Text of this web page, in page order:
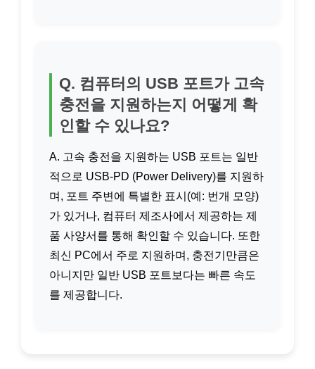
Q. 컴퓨터의 USB 포트가 고속
충전을 지원하는지 어떻게 확
인할 수 있나요?
A. 고속 충전을 지원하는 USB 포트는 일반
적으로 USB-PD (Power Delivery)를 지원하
며, 포트 주변에 특별한 표시(예: 번개 모양)
가 있거나, 컴퓨터 제조사에서 제공하는 제
품 사양서를 통해 확인할 수 있습니다. 또한
최신 PC에서 주로 지원하며, 충전기만큼은
아니지만 일반 USB 포트보다는 빠른 속도
를 제공합니다.